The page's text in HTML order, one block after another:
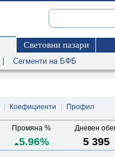
Световни пазари
Сегменти на БФБ
Коефициенти Профил
Промяна % Дневен
5.96% 5 395